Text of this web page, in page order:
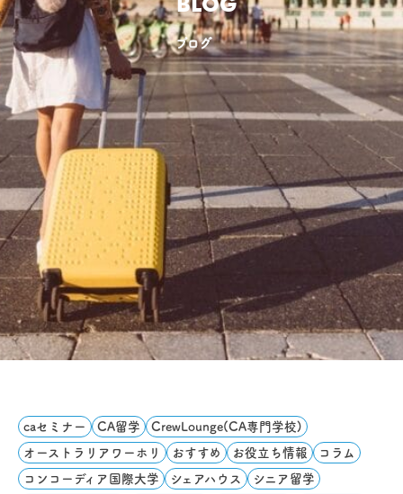
BLOG
ブログ
caセミナー CA留学 CrewLounge(CA専門学校)
オーストラリアワーホリ おすすめ お役立ち情報 コラム
コンコーディア国際大学 シェアハウス シニア留学